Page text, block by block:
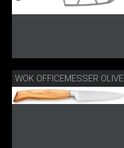
WOK OFFICEMESSER OLIVE